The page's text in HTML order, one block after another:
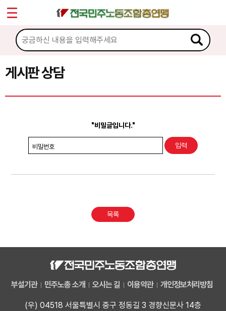
게시판 상담
"비밀글입니다."
비밀번호
목록
부설기관 민주노총 소개 오시는 길 이용약관 개인정보처리방침
(우) 04518 서울특별시 중구 정동길 3 경향신문사 14층
마이페이지
소개
소식
노동상담
권리찾기수첩 검색
찾아보기
Sketchbook5, 스케치북5
Sketchbook5, 스케치북5